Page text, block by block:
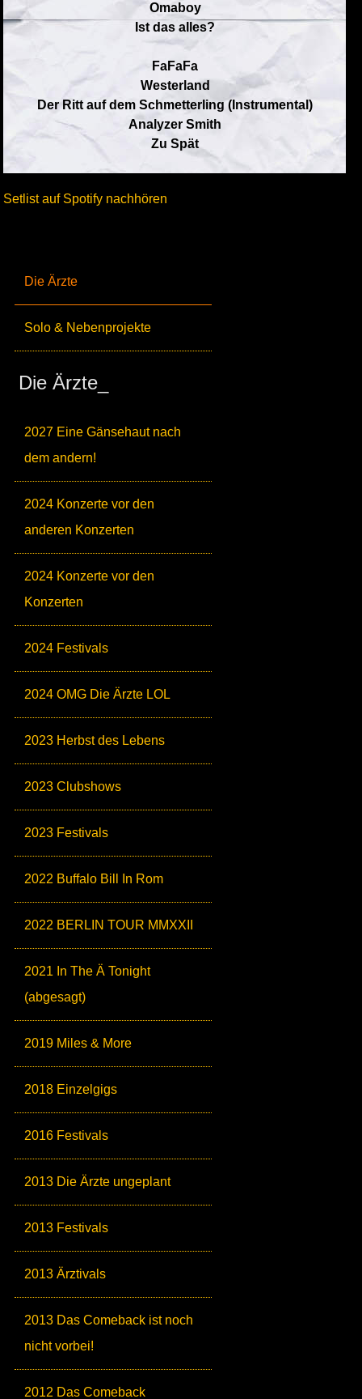
Die Ärzte
Solo & Nebenprojekte
Die Ärzte_
2027 Eine Gänsehaut nach
dem andern!
2024 Konzerte vor den
anderen Konzerten
2024 Konzerte vor den
Konzerten
2024 Festivals
2024 OMG Die Ärzte LOL
2023 Herbst des Lebens
2023 Clubshows
2023 Festivals
2022 Buffalo Bill In Rom
2022 BERLIN TOUR MMXXII
2021 In The Ä Tonight
(abgesagt)
2019 Miles & More
2018 Einzelgigs
2016 Festivals
2013 Die Ärzte ungeplant
2013 Festivals
2013 Ärztivals
2013 Das Comeback ist noch
nicht vorbei!
2012 Das Comeback
Omaboy
Ist das alles?
FaFaFa
Westerland
Der Ritt auf dem Schmetterling (Instrumental)
Analyzer Smith
Zu Spät
Setlist auf Spotify nachhören